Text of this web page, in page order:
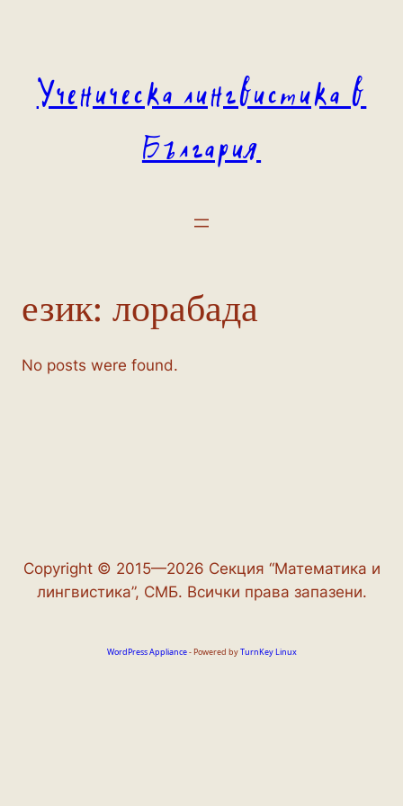
Ученическа лингвистика в
България
език: лорабада
No posts were found.
Copyright © 2015—2026 Секция “Математика и
лингвистика”, СМБ. Всички права запазени.
WordPress Appliance- Powered byTurnKey Linux